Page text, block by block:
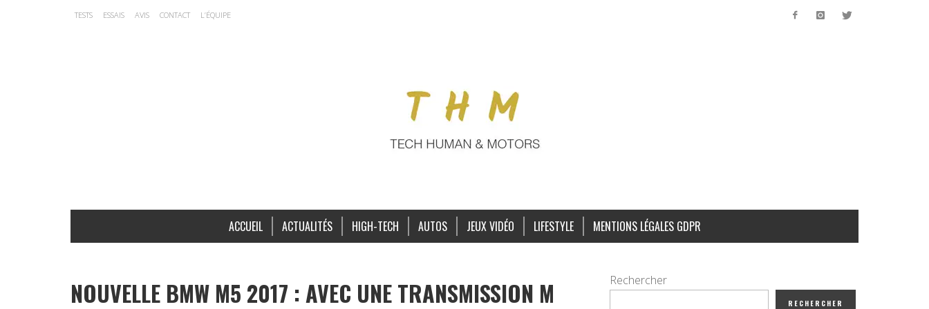
TESTS ESSAIS AVIS CONTACT L’ÉQUIPE
ACCUEIL ACTUALITÉS HIGH-TECH AUTOS JEUX VIDÉO LIFESTYLE MENTIONS LÉGALES GDPR
NOUVELLE BMW M5 2017 : AVEC UNE TRANSMISSION M Rechercher
RECHERCHER